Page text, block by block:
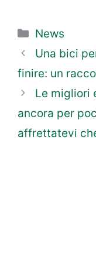
Categorie
News
Una bici
finire: un
Le migliori
ancora per
affrettatevi